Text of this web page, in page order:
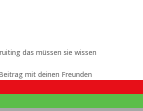
mit deinen Freunden